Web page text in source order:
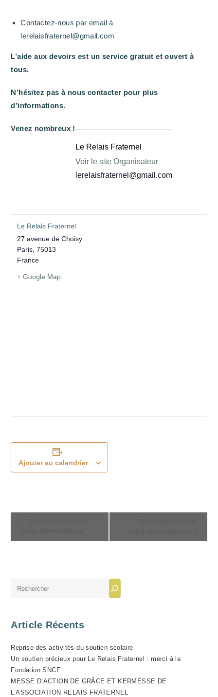
Contactez-nous par email à
lerelaisfraternel@gmail.com
L’aide aux devoirs est un service gratuit et ouvert à
tous.
N’hésitez pas à nous contacter pour plus
d’informations.
Venez nombreux !
Le Relais Fraternel
Voir le site Organisateur
lerelaisfraternel@gmail.com
Le Relais Fraternel
27 avenue de Choisy
Paris 75013
France
+ Google Map
Ajouter au calendrier
O
É
V
È
N
Article Récents
Reprise des activités du soutien scolaire
Un soutien précieux pour Le Relais Fraternel : merci à la
Fondation SNCF
MESSE D’ACTION DE GRÂCE ET KERMESSE DE
L’ASSOCIATION RELAIS FRATERNEL